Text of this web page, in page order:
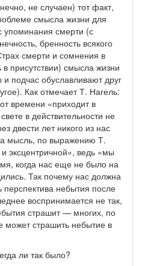
не случаен) тот факт,
смысла жизни для
упоминания смерти (с
бренность всякого
смерти и сомнения в
присутствии) смысла жизни
подчас обуславливают друг
Как отмечает Т. Нагель:
времени «приходит в
в действительности не
двести лет никого из нас
мысль, по выражению Т.
эксцентричной», ведь «мы
когда нас еще не было на
Так почему нас должна
небытия после
воспринимается не так,
страшит — многих, по
может страшить небытие в
ли так было?